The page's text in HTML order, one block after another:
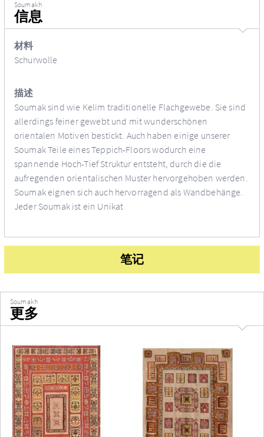
Soumakh
信息
材料
Schurwolle
描述
Soumak sind wie Kelim traditionelle Flachgewebe. Sie sind
allerdings feiner gewebt und mit wunderschönen
orientalen Motiven bestickt. Auch haben einige unserer
Soumak Teile eines Teppich-Floors wodurch eine
spannende Hoch-Tief Struktur entsteht, durch die die
aufregenden orientalischen Muster hervorgehoben werden.
Soumak eignen sich auch hervorragend als Wandbehänge.
Jeder Soumak ist ein Unikat
笔记
Soumakh
更多